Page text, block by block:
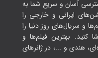
آسان و سریع شما به
ایرانی و خارجی را
و سریال‌های روز دنیا را
کنید. بهترین فیلم‌ها و
هندی و ...، در ژانرهای